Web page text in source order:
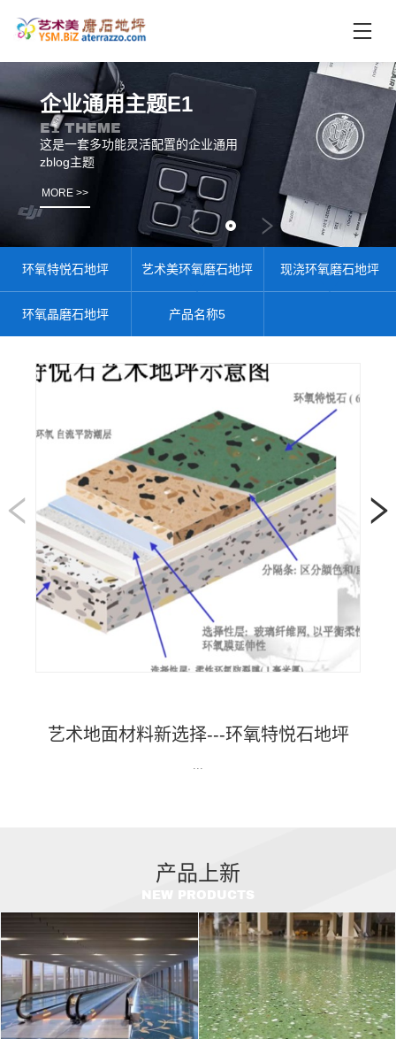
页
分
们
询
企业通用主题E1
E1 THEME
这是一套多功能灵活配置的企业通用
zblog主题
MORE >>
环氧特悦石地坪 艺术美环氧磨石地坪 现浇环氧磨石地坪
环氧晶磨石地坪 产品名称5
艺术地面材料新选择---环氧特悦石地坪
...
产品上新